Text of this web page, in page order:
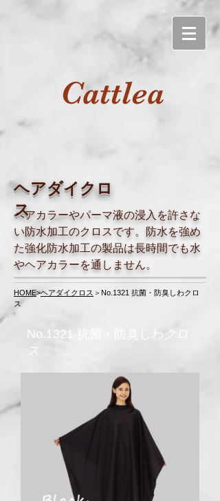
Cattlea
ヘアカラーやパーマ液の浸入を許さな
い防水加工のクロスです。防水を強め
た強化防水加工の製品は長時間でも水
やヘアカラーを通しません。
HOME>ヘアダイクロス ＞No.1321 抗菌・防臭しわクロ
ス
ヘアダイクロ
ス
No.1321 抗菌・防臭しわ クロ
ス